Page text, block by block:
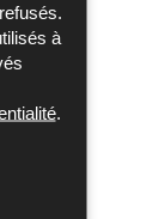
à
.